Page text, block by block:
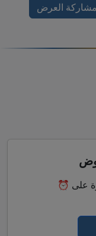
مشاركة العرض
⏰ وفر وقتك! أحدث العروض تصلك مباشرة على